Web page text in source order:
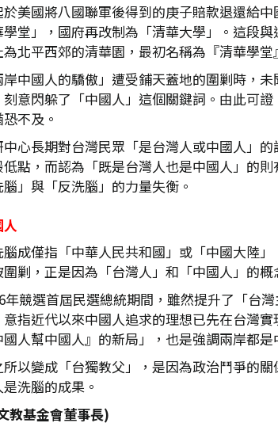
美國將八國聯軍後得到的庚子賠款退還給
堂」，國府再改制為「清華大學」。這段
北平西郊的清華園，最初名稱為『清華學
中國人的驕傲」遭受鋪天蓋地的圍剿時，
意閃躲了「中國人」這個關鍵詞。由此可
不及。
心長期對台灣民眾「是台灣人或中國人」
點，而認為「既是台灣人也是中國人」的
」與「反洗腦」的力量失衡。
成僅指「中華人民共和國」或「中國大陸
剿，正是因為「台灣人」和「中國人」的
年競選首屆民選總統期間，雖然提升了「台
指近代以來中國人追求的理想已先在台灣
人幫中國人』的新局」，也是強調兩岸都是
以變成「台獨教父」，是因為政治鬥爭的
洗腦的成果。
教基金會董事長)